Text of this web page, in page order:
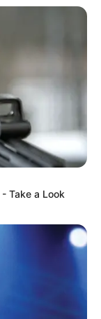
to feeling
Take a Look